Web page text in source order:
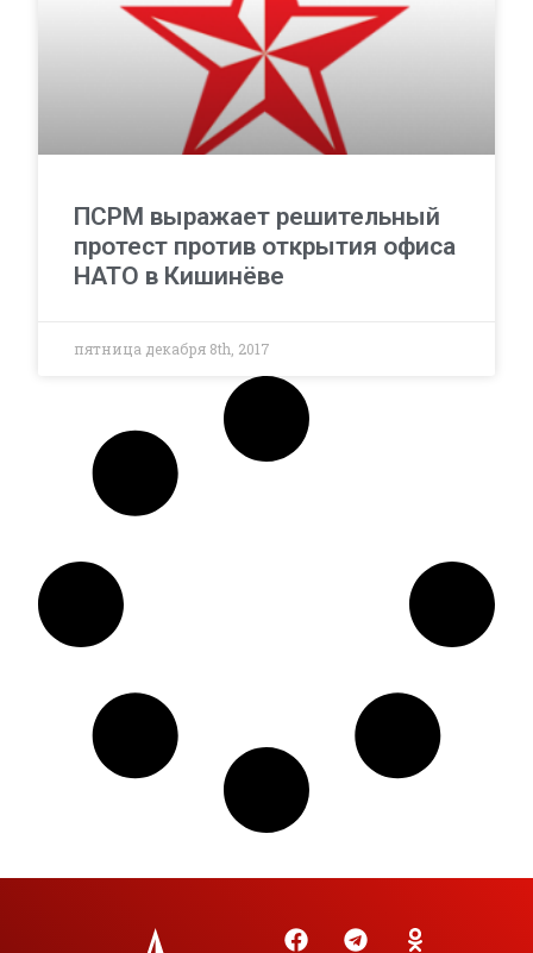
ПСРМ выражает решительный
протест против открытия офиса
НАТО в Кишинёве
пятница декабря 8th, 2017